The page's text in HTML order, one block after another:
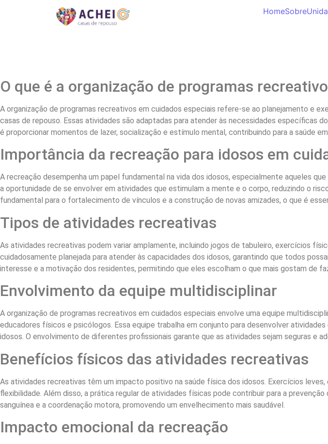
HomeSobre
O que é a organização de programas
A organização de programas recreativos em cuidados especiais refere-se ao planejamento e
casas de repouso. Essas atividades são adaptadas para atender às necessidades específicas
é proporcionar momentos de lazer, socialização e estímulo mental, contribuindo para a saúde
Importância da recreação para idosos em
A recreação desempenha um papel fundamental na vida dos idosos, especialmente aqueles
a oportunidade de se envolver em atividades que estimulam a mente e o corpo, reduzindo o
fundamental para o fortalecimento de vínculos e a construção de novas amizades, o que é
Tipos de atividades recreativas
As atividades recreativas podem variar amplamente, incluindo jogos de tabuleiro, exercícios
cuidadosamente planejada para atender às capacidades dos idosos, garantindo que todos
interesse e a motivação dos residentes, permitindo que eles escolham o que mais gostam de
Envolvimento da equipe multidisciplinar
A organização de programas recreativos em cuidados especiais envolve uma equipe
educadores físicos e psicólogos. Essa equipe trabalha em conjunto para desenvolver
idosos. O envolvimento de diferentes profissionais garante que as atividades sejam seguras e
Benefícios físicos das atividades recreativas
As atividades recreativas têm um impacto positivo na saúde física dos idosos. Exercícios
flexibilidade. Além disso, a prática regular de atividades físicas pode contribuir para a
sanguínea e a coordenação motora, promovendo um envelhecimento mais saudável.
Impacto emocional da recreação